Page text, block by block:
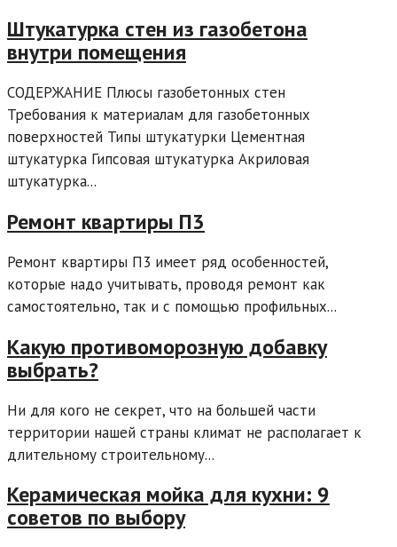
Штукатурка стен из газобетона
внутри помещения
СОДЕРЖАНИЕ Плюсы газобетонных стен
Требования к материалам для газобетонных
поверхностей Типы штукатурки Цементная
штукатурка Гипсовая штукатурка Акриловая
штукатурка...
Ремонт квартиры П3
Ремонт квартиры П3 имеет ряд особенностей,
которые надо учитывать, проводя ремонт как
самостоятельно, так и с помощью профильных...
Какую противоморозную добавку
выбрать?
Ни для кого не секрет, что на большей части
территории нашей страны климат не располагает к
длительному строительному...
Керамическая мойка для кухни: 9
советов по выбору